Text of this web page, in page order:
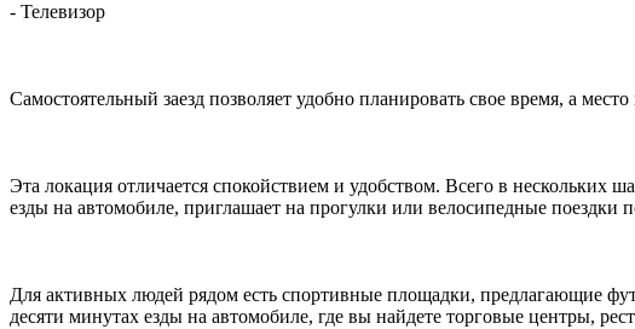
- Телевизор
Самостоятельный заезд позволяет удобно планировать свое время, а
Эта локация отличается спокойствием и удобством. Всего в
езды на автомобиле, приглашает на прогулки или велосипедные
Для активных людей рядом есть спортивные площадки, предлагающие
десяти минутах езды на автомобиле, где вы найдете торговые центры,